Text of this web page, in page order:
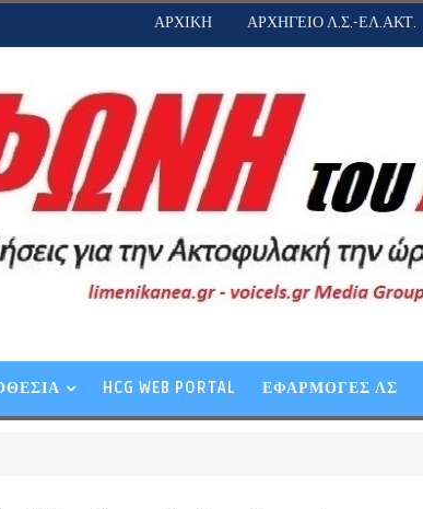
ΑΡΧΙΚΗ ΑΡΧΗΓΕΙΟ Λ.Σ.-ΕΛ.ΑΚΤ.
HCG WEB PORTAL ΕΦΑΡΜΟΓΕΣ ΛΣ